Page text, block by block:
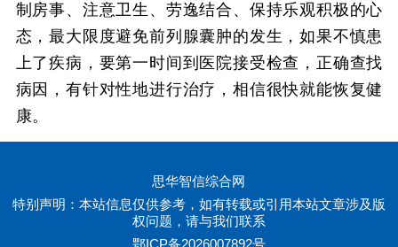
制房事、注意卫生、劳逸结合、保持乐观积极的心
态，最大限度避免前列腺囊肿的发生，如果不慎患
上了疾病，要第一时间到医院接受检查，正确查找
病因，有针对性地进行治疗，相信很快就能恢复健
康。
思华智信综合网
特别声明：本站信息仅供参考，如有转载或引用本站文章涉及版
权问题，请与我们联系
鄂ICP备2026007892号